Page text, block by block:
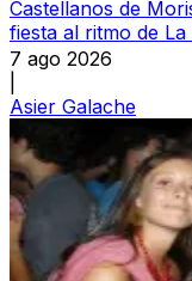
Castellanos de
fiesta al ritmo de
7 ago 2026
Asier Galache